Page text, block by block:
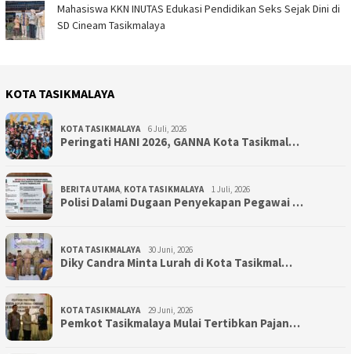
Mahasiswa KKN INUTAS Edukasi Pendidikan Seks Sejak Dini di
SD Cineam Tasikmalaya
KOTA TASIKMALAYA
KOTA TASIKMALAYA 6 Juli, 2026
Peringati HANI 2026, GANNA Kota Tasikmal…
BERITA UTAMA KOTA TASIKMALAYA 1 Juli, 2026
Polisi Dalami Dugaan Penyekapan Pegawai …
KOTA TASIKMALAYA 30 Juni, 2026
Diky Candra Minta Lurah di Kota Tasikmal…
KOTA TASIKMALAYA 29 Juni, 2026
Pemkot Tasikmalaya Mulai Tertibkan Pajan…